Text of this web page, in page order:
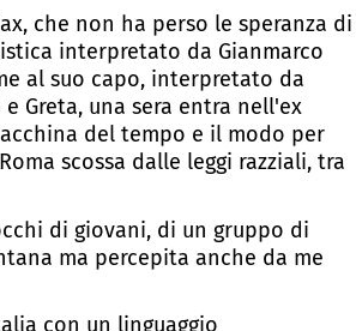
che non ha perso le speranza di
interpretato da Gianmarco
al suo capo, interpretato da
Greta, una sera entra nell'ex
del tempo e il modo per
scossa dalle leggi razziali, tra
di giovani, di un gruppo di
ma percepita anche da me
con un linguaggio